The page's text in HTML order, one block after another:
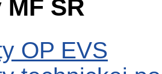
SR
OP EVS